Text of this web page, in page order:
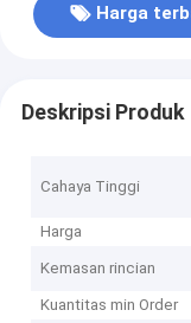
Harga
Deskripsi Produk
Cahaya Tinggi
Harga
Kemasan rincian
Kuantitas min Order